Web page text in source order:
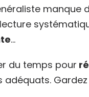
…
du temps pour
adéquats.